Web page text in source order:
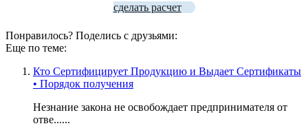
сделать расчет
Понравилось? Поделись с друзьями:
Еще по теме:
Кто Сертифицирует Продукцию и Выдает Сертификаты
• Порядок получения
Незнание закона не освобождает предпринимателя от
отве......